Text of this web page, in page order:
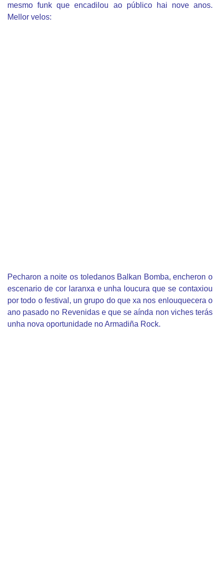
mesmo funk que encadilou ao público hai nove anos.
Mellor velos:
Pecharon a noite os toledanos Balkan Bomba, encheron o
escenario de cor laranxa e unha loucura que se contaxiou
por todo o festival, un grupo do que xa nos enlouquecera o
ano pasado no Revenidas e que se aínda non viches terás
unha nova oportunidade no Armadiña Rock.